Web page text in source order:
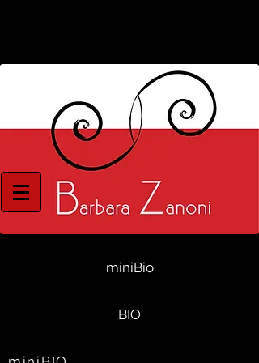
miniBio
BIO